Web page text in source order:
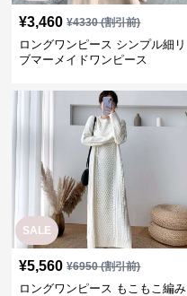
¥3,460 ¥4330(割引前)
ロングワンピース シンプル細リ
ブマーメイドワンピース
SALE
¥5,560 ¥6950(割引前)
ロングワンピース もこもこ編み